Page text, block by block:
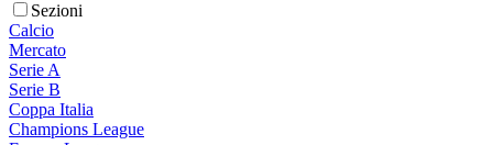
Sezioni
Calcio
Mercato
Serie A
Serie B
Coppa Italia
Champions League